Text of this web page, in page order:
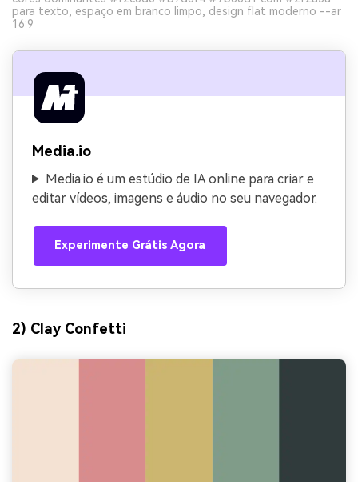
para texto, espaço em branco limpo, design flat moderno --ar
16:9
Media.io
Media.io é um estúdio de IA online para criar e
editar vídeos, imagens e áudio no seu navegador.
Experimente Grátis Agora
2) Clay Confetti